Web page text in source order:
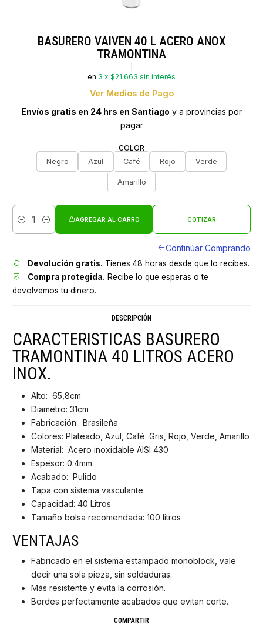
BASURERO VAIVEN 40 L ACERO ANOX
TRAMONTINA
en 3 x $21.663 sin interés
Ver Medios de Pago
Envíos gratis en 24 hrs en Santiago y a provincias por
pagar
COLOR
Negro
Azul Café Rojo Verde
Amarillo
Cantidad
AGREGAR AL CARRO COTIZAR
Continúar Comprando
Devolución gratis. Tienes 48 horas desde que lo recibes.
Compra protegida. Recibe lo que esperas o te
devolvemos tu dinero.
DESCRIPCIÓN
CARACTERISTICAS BASURERO
TRAMONTINA 40 LITROS ACERO
INOX.
Alto: 65,8cm
Diametro: 31cm
Fabricación: Brasileña
Colores: Plateado, Azul, Café. Gris, Rojo, Verde, Amarillo
Material: Acero inoxidable AISI 430
Espesor: 0.4mm
Acabado: Pulido
Tapa con sistema vasculante.
Capacidad: 40 Litros
Tamaño bolsa recomendada: 100 litros
VENTAJAS
Fabricado en el sistema estampado monoblock, vale
decir una sola pieza, sin soldaduras.
Más resistente y evita la corrosión.
Bordes perfectamente acabados que evitan corte.
COMPARTIR